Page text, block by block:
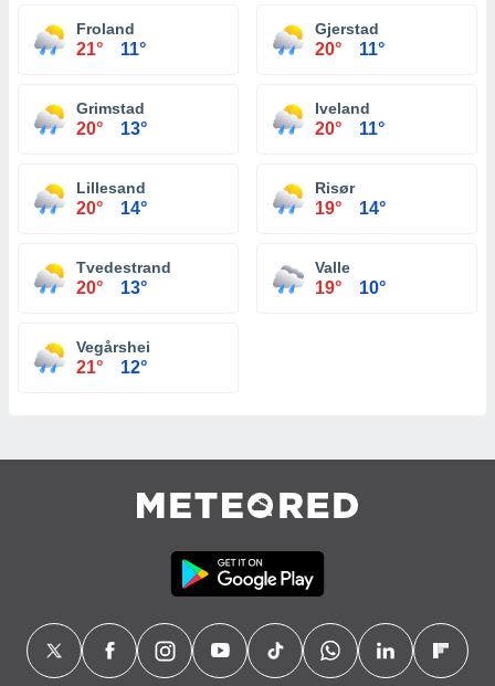
Froland
21° 11°
Gjerstad
20° 11°
Grimstad
20° 13°
Iveland
20° 11°
Lillesand
20° 14°
Risør
19° 14°
Tvedestrand
20° 13°
Valle
19° 10°
Vegårshei
21° 12°